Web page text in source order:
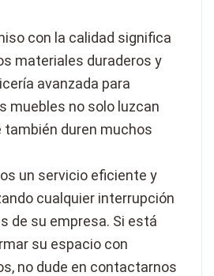
con la calidad significa
materiales duraderos y
avanzada para
muebles no solo luzcan
también duren muchos
un servicio eficiente y
cualquier interrupción
de su empresa. Si está
su espacio con
no dude en contactarnos